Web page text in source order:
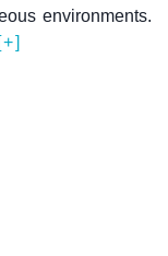
environments.